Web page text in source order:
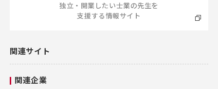
独立・開業したい士業の先生を
支援する情報サイト
関連サイト
関連企業